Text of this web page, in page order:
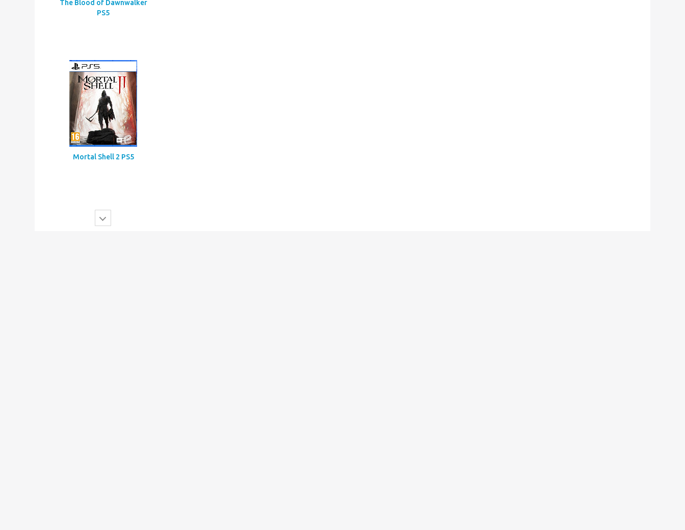
The Blood of Dawnwalker
PS5
Mortal Shell 2 PS5